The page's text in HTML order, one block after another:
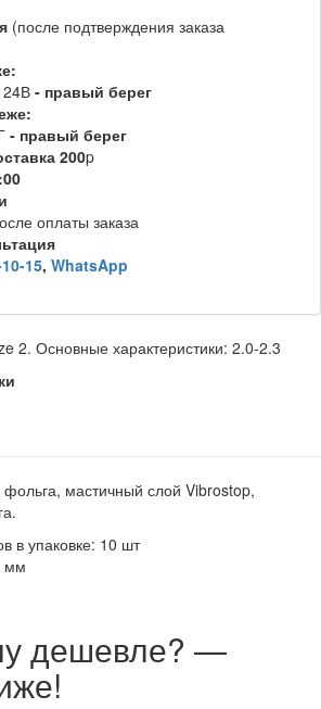
(после подтверждения заказа
- правый берег
- правый берег
200p
оплаты заказа
15, WhatsApp
Основные характеристики: 2.0-2.3
мастичный слой Vibrostop,
в упаковке: 10 шт
мм
дешевле? —